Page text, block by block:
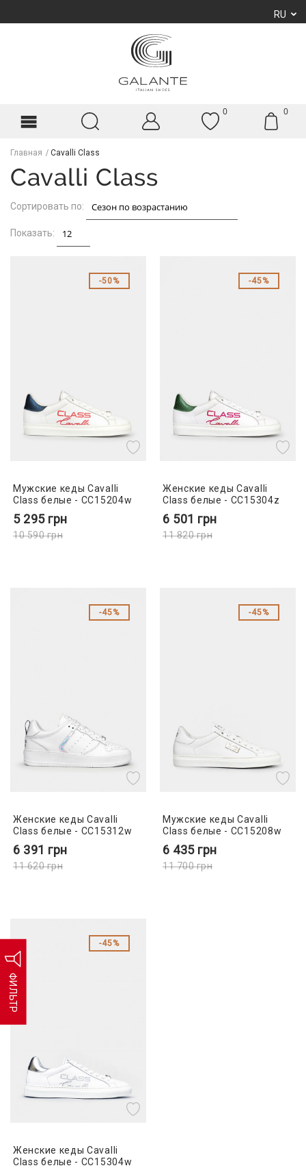
RU
0 0
Главная Cavalli Class
Cavalli Class
ФИЛЬТР
Сортировать по:
Показать:
50%
Мужские кеды Cavalli
Class белые - CC15204w
5 295 грн
10 590грн
45%
Женские кеды Cavalli
Class белые - CC15304z
6 501 грн
11 820грн
45%
Женские кеды Cavalli
Class белые - CC15312w
6 391 грн
11 620грн
45%
Мужские кеды Cavalli
Class белые - CC15208w
6 435 грн
11 700грн
45%
Женские кеды Cavalli
Class белые - CC15304w